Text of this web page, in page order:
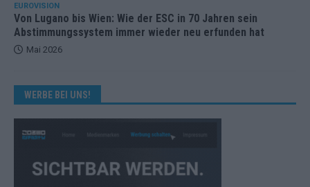
EUROVISION
Von Lugano bis Wien: Wie der ESC in 70 Jahren sein
Abstimmungssystem immer wieder neu erfunden hat
Mai 2026
WERBE BEI UNS!